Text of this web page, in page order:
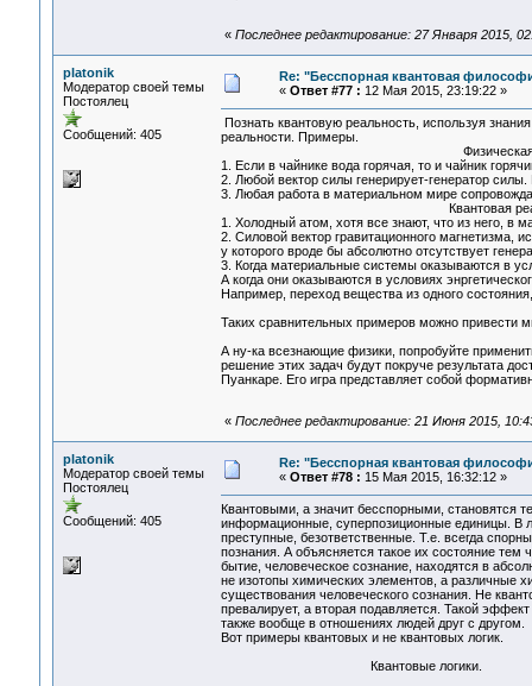
« Последнее редактирование: 27 Января 2015,
platonik
Модератор своей темы
Постоялец
Сообщений: 405
Re: "Бесспорная квантовая
« Ответ #77 : 12 Мая 2015, 23:19:22 »
Познать квантовую реальность, используя
реальности. Примеры.
Физическая
1. Если в чайнике вода горячая, то и чайник
2. Любой вектор силы генерирует-генератор
3. Любая работа в материальном мире
Квантовая
1. Холодный атом, хотя все знают, что из него, в
2. Силовой вектор гравитационного магнетизма,
у которого вроде бы абсолютно отсутствует
3. Когда материальные системы оказываются в
А когда они оказываются в условиях
Например, переход вещества из одного
Таких сравнительных примеров можно привести
А ну-ка всезнающие физики, попробуйте
решение этих задач будут покруче результата
Пуанкаре. Его игра представляет собой
« Последнее редактирование: 21 Июня 2015,
platonik
Модератор своей темы
Постоялец
Сообщений: 405
Re: "Бесспорная квантовая
« Ответ #78 : 15 Мая 2015, 16:32:12 »
Квантовыми, а значит бесспорными, становятся
информационные, суперпозиционные единицы. В
преступные, безответственные. Т.е. всегда
познания. А объясняется такое их состояние
бытие, человеческое сознание, находятся в
не изотопы химических элементов, а различные
существования человеческого сознания. Не
превалирует, а вторая подавляется. Такой
также вообще в отношениях людей друг с другом.
Вот примеры квантовых и не квантовых логик.
Квантовые логики.